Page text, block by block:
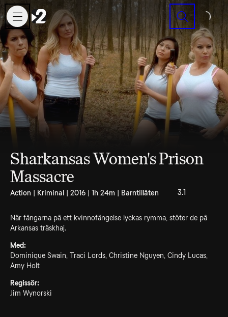
Sök
Sharkansas Women's Prison
Massacre
Action | Kriminal | 2016 | 1h 24m | Barntillåten 3.1
När fångarna på ett kvinnofängelse lyckas rymma, stöter de på
Arkansas träskhaj.
Med:
Dominique Swain, Traci Lords, Christine Nguyen, Cindy Lucas,
Amy Holt
Regissör:
Jim Wynorski